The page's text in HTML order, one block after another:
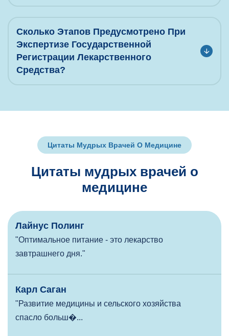
Сколько Этапов Предусмотрено При
Экспертизе Государственной
Регистрации Лекарственного
Средства?
Цитаты Мудрых Врачей О Медицине
Цитаты мудрых врачей о
медицине
Лайнус Полинг
"Оптимальное питание - это лекарство
завтрашнего дня."
Карл Саган
"Развитие медицины и сельского хозяйства
спасло больш�...